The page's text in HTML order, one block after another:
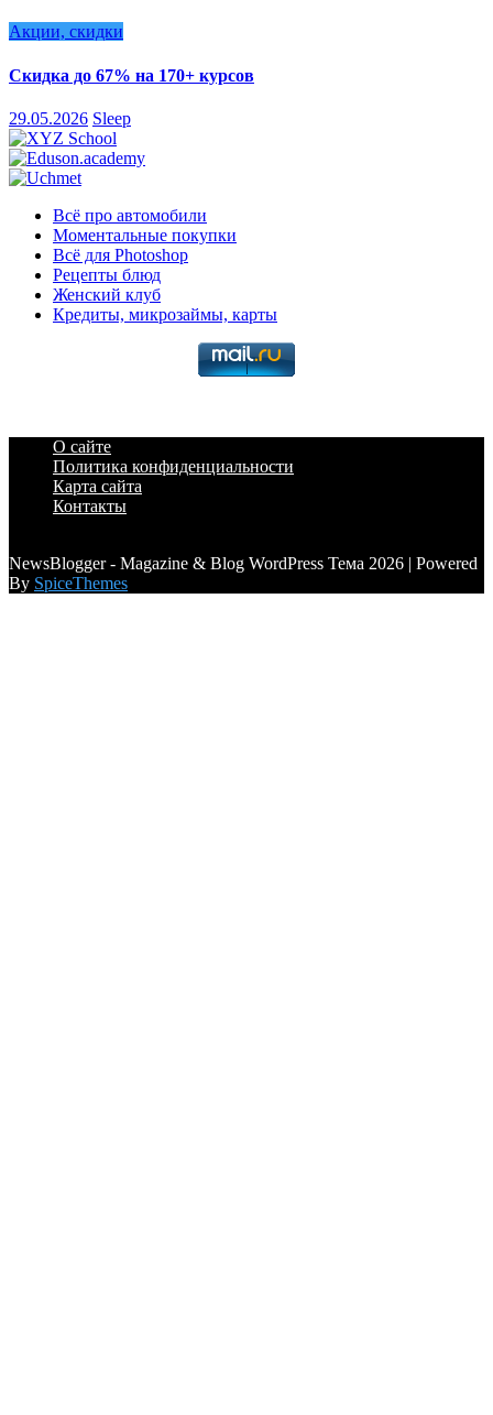
Акции, скидки
Скидка до 67% на 170+ курсов
29.05.2026 Sleep
Всё про автомобили
Моментальные покупки
Всё для Photoshop
Рецепты блюд
Женский клуб
Кредиты, микрозаймы, карты
О сайте
Политика конфиденциальности
Карта сайта
Контакты
NewsBlogger - Magazine & Blog WordPress Тема 2026 | Powered
By SpiceThemes